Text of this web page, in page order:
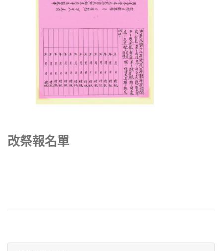
改祭報名單